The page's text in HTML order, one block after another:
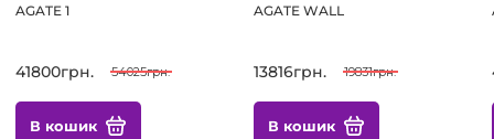
AGATE 1
41800грн. 54025грн.
В кошик
AGATE WALL
13816грн. 19831грн.
В кошик